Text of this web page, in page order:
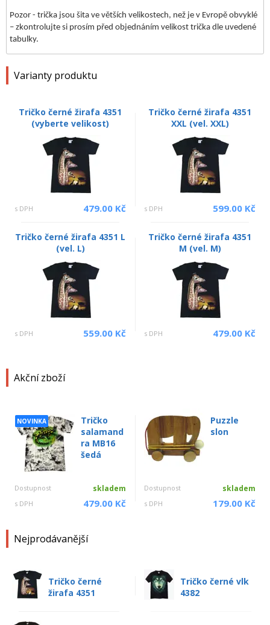
Akční zboží
NOVINKA
Tričko
salamand
ra MB16
šedá
Dostupnost skladem
s DPH 479.00 Kč
Puzzle
slon
Dostupnost skladem
s DPH 179.00 Kč
Nejprodávanější
Tričko černé
žirafa 4351
Tričko černé vlk
4382
Pozor - trička jsou šita ve větších velikostech, než je v Evropě obvyklé
– zkontrolujte si prosím před objednáním velikost trička dle uvedené
tabulky.
Varianty produktu
Tričko černé žirafa 4351
(vyberte velikost)
s DPH 479.00 Kč
Tričko černé žirafa 4351
XXL (vel. XXL)
s DPH 599.00 Kč
Tričko černé žirafa 4351 L
(vel. L)
s DPH 559.00 Kč
Tričko černé žirafa 4351
M (vel. M)
s DPH 479.00 Kč